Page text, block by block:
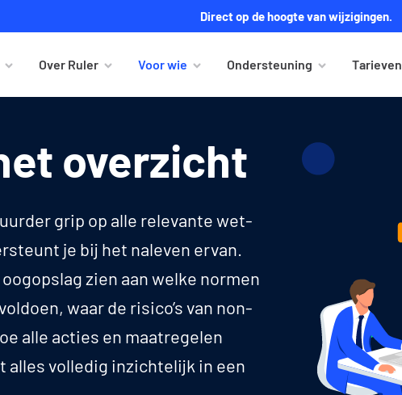
Direct op de hoogte van wijzigingen.
Over Ruler Voor wie Ondersteuning Tarieven
overzicht
grip op alle relevante wet-
je bij het naleven ervan.
zien aan welke normen
waar de risico’s van non-
alle acties en maatregelen
alles volledig inzichtelijk in een